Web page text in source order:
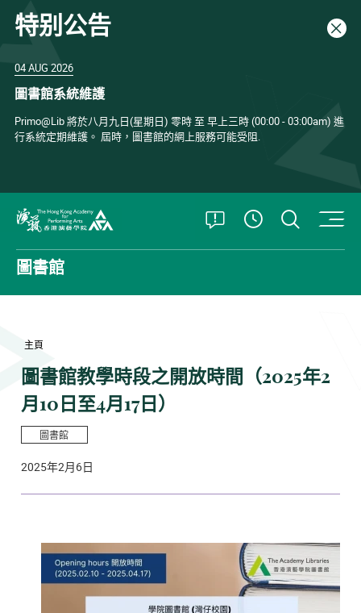
特别公告 關閉
04 AUG 2026
圖書館系統維護
Primo@Lib 將於八月九日(星期日) 零時 至 早上三時 (00:00 - 03:00am) 進
行系統定期維護。 屆時，圖書館的網上服務可能受阻.
打開特別公告
查看開放時
打開
圖書館
主頁
圖書館教學時段之開放時間（2025年2
月10日至4月17日）
圖書館
2025年2月6日